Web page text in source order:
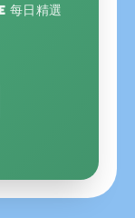
每日精選